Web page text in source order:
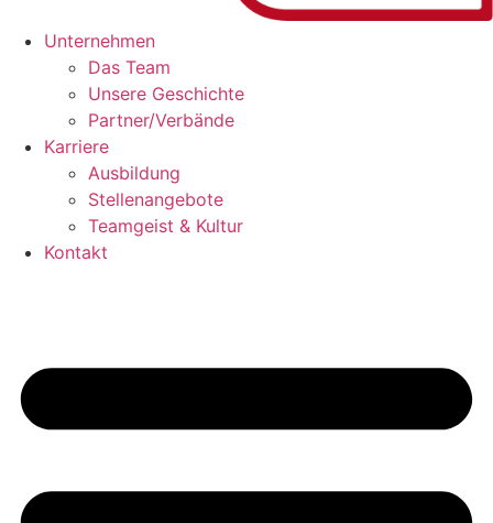
Unternehmen
Das Team
Unsere Geschichte
Partner/Verbände
Karriere
Ausbildung
Stellenangebote
Teamgeist & Kultur
Kontakt